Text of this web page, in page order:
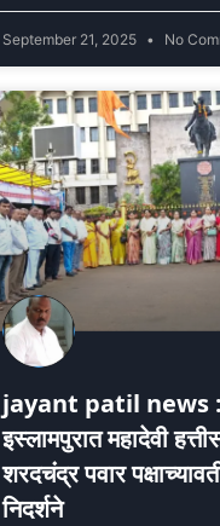
September 21, 2025 No
jayant patil news :
इस्लामपुरात महादेवी
शरदचंद्र पवार
निदर्शने